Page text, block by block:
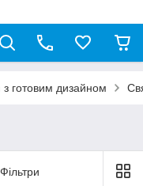
з готовим дизайном
Фільтри